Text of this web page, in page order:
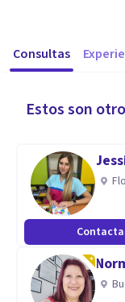
Consultas
Estos son